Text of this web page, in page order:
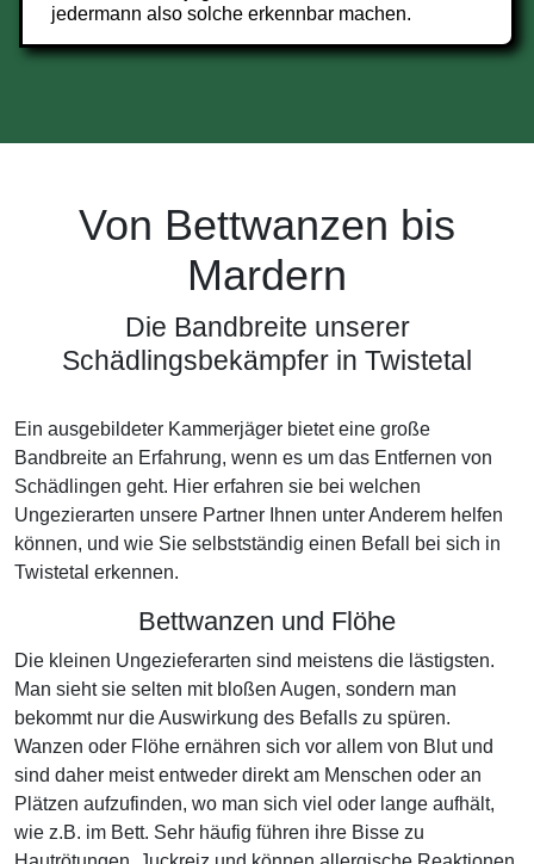
jedermann also solche erkennbar machen.
Von Bettwanzen bis
Mardern
Die Bandbreite unserer
Schädlingsbekämpfer in Twistetal
Ein ausgebildeter Kammerjäger bietet eine große
Bandbreite an Erfahrung, wenn es um das Entfernen von
Schädlingen geht. Hier erfahren sie bei welchen
Ungezierarten unsere Partner Ihnen unter Anderem helfen
können, und wie Sie selbstständig einen Befall bei sich in
Twistetal erkennen.
Bettwanzen und Flöhe
Die kleinen Ungezieferarten sind meistens die lästigsten.
Man sieht sie selten mit bloßen Augen, sondern man
bekommt nur die Auswirkung des Befalls zu spüren.
Wanzen oder Flöhe ernähren sich vor allem von Blut und
sind daher meist entweder direkt am Menschen oder an
Plätzen aufzufinden, wo man sich viel oder lange aufhält,
wie z.B. im Bett. Sehr häufig führen ihre Bisse zu